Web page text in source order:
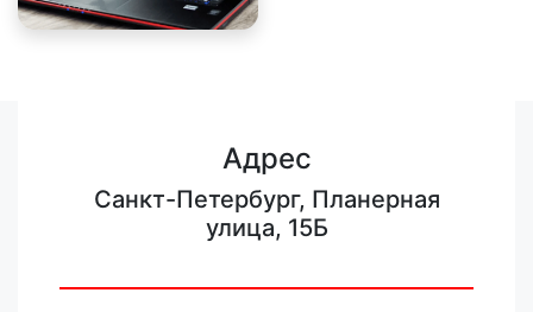
Адрес
Санкт-Петербург, Планерная
улица, 15Б